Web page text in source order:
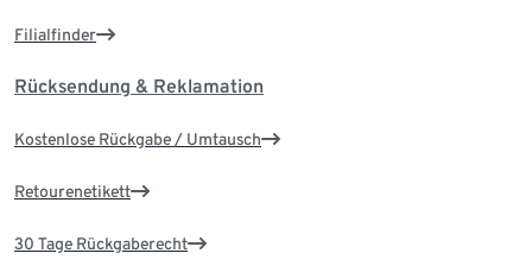
Filialfinder
Rücksendung & Reklamation
Kostenlose Rückgabe / Umtausch
Retourenetikett
30 Tage Rückgaberecht